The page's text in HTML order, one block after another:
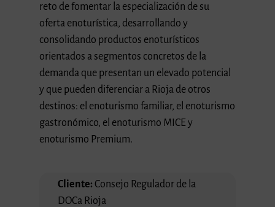
reto de fomentar la especialización de su
oferta enoturística, desarrollando y
consolidando productos enoturísticos
orientados a segmentos concretos de la
demanda que presentan un elevado potencial
y que pueden diferenciar a Rioja de otros
destinos: el enoturismo familiar, el enoturismo
gastronómico, el enoturismo MICE y
enoturismo Premium.
Cliente: Consejo Regulador de la
DOCa Rioja